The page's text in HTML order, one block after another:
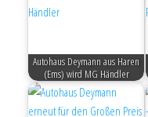
Autohaus Deymann aus Haren
(Ems) wird MG Händler